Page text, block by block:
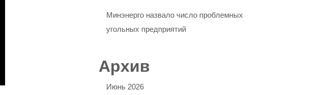
Минэнерго назвало число проблемных
угольных предприятий
Архив
Июнь 2026